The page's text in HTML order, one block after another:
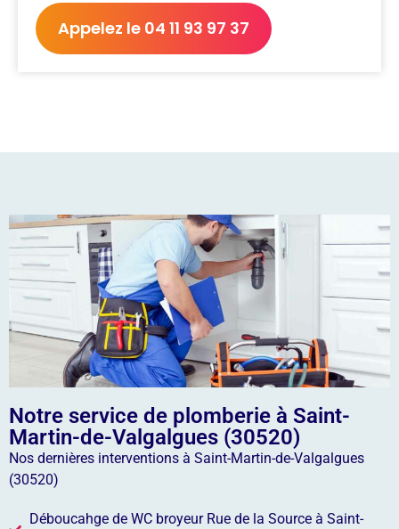
Appelez le 04 11 93 97 37
Notre service de plomberie à Saint-
Martin-de-Valgalgues (30520)
Nos dernières interventions à Saint-Martin-de-Valgalgues
(30520)
Déboucahge de WC broyeur Rue de la Source à Saint-